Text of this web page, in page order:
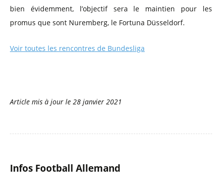
bien évidemment, l’objectif sera le maintien pour les
promus que sont Nuremberg, le Fortuna Düsseldorf.
Voir toutes les rencontres de Bundesliga
Article mis à jour le 28 janvier 2021
Infos Football Allemand